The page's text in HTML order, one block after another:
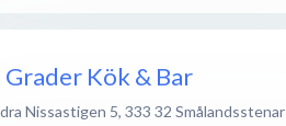
Kök & Bar
Nissastigen 5, 333 32 Smålandsstenar